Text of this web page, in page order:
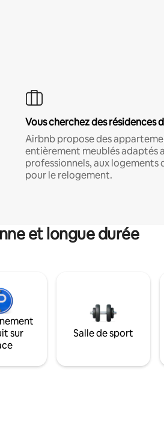
Vous cherchez des résidences
Airbnb propose des
entièrement meublés adaptés
professionnels, aux logements
pour le relogement.
et longue durée
sur
Salle de sport